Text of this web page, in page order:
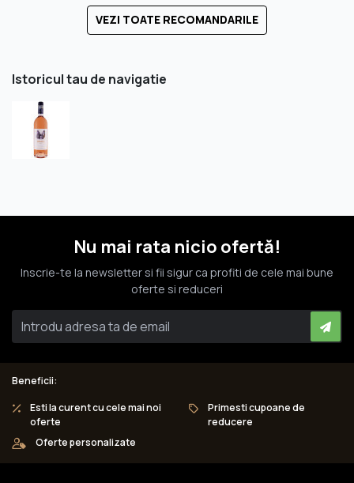
VEZI TOATE RECOMANDARILE
Istoricul tau de navigatie
Nu mai rata nicio ofertă!
Inscrie-te la newsletter si fii sigur ca profiti de cele mai bune
oferte si reduceri
Beneficii:
Esti la curent cu cele mai noi
oferte
Primesti cupoane de
reducere
Oferte personalizate